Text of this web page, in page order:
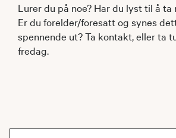
Lurer du på noe? Har du lyst til å ta
Er du forelder/foresatt og synes
spennende ut? Ta kontakt, eller ta
fredag.